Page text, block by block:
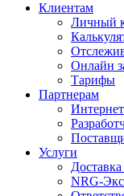
Клиентам
Личный
Онлайн
Тарифы
Партнерам
Услуги
NRG-